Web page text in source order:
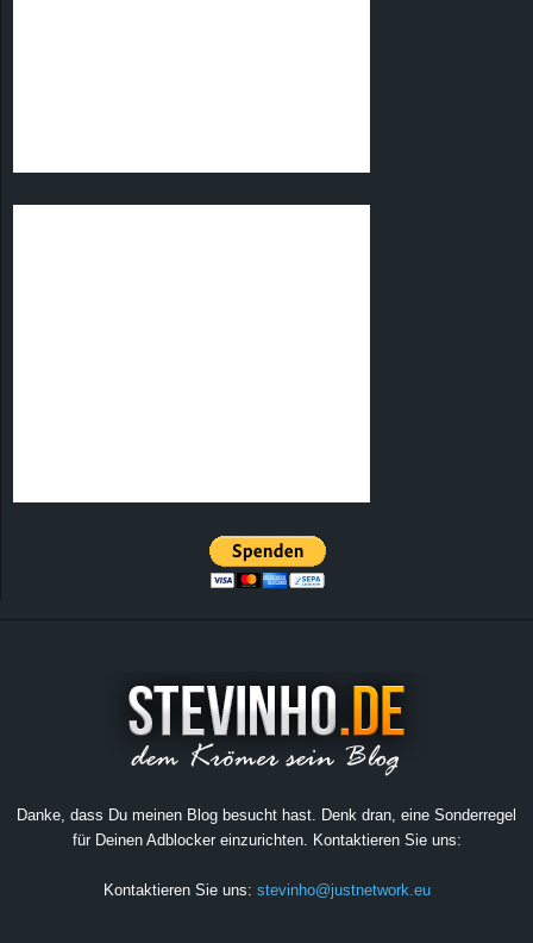
Danke, dass Du meinen Blog besucht hast. Denk dran, eine Sonderregel
für Deinen Adblocker einzurichten. Kontaktieren Sie uns:
Kontaktieren Sie uns: stevinho@justnetwork.eu